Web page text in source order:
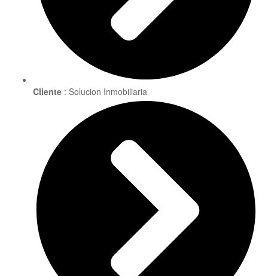
Cliente : Solucion Inmobiliaria